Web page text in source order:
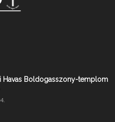
Havas Boldogasszony-templom